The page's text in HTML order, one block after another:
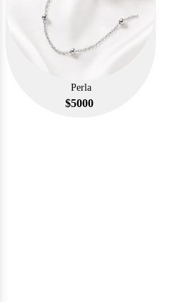
Perla
$5000